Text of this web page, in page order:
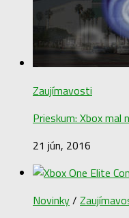
Zaujímavosti
Prieskum: Xbox mal
21 jún, 2016
Novinky/